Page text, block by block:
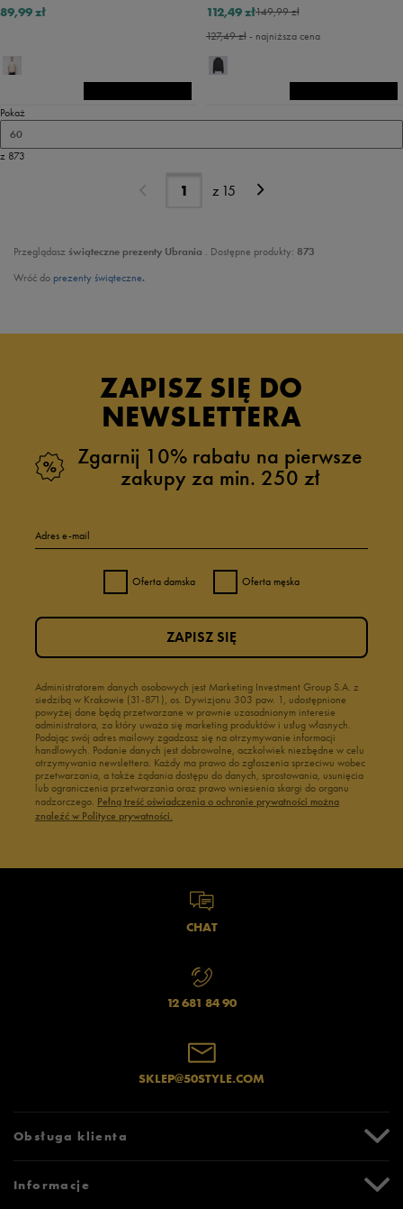
89,99 zł 149,99 zł
112,49 zł
127,49 zł- najniższa cena
Pokaż
60
z 873
z 15
Przeglądasz świąteczne prezenty Ubrania . Dostępne produkty: 873
Wróć do prezenty świąteczne.
ZAPISZ SIĘ DO
NEWSLETTERA
Zgarnij 10% rabatu na pierwsze
zakupy za min. 250 zł
Adres e-mail
Oferta damska Oferta męska
Administratorem danych osobowych jest Marketing Investment Group S.A. z
siedzibą w Krakowie (31-871), os. Dywizjonu 303 paw. 1, udostępnione
powyżej dane będą przetwarzane w prawnie uzasadnionym interesie
administratora, za który uważa się marketing produktów i usług własnych.
Podając swój adres mailowy zgadzasz się na otrzymywanie informacji
handlowych. Podanie danych jest dobrowolne, aczkolwiek niezbędne w celu
otrzymywania newslettera. Każdy ma prawo do zgłoszenia sprzeciwu wobec
przetwarzania, a także żądania dostępu do danych, sprostowania, usunięcia
lub ograniczenia przetwarzania oraz prawo wniesienia skargi do organu
nadzorczego. Pełną treść oświadczenia o ochronie prywatności można
znaleźć w Polityce prywatności.
ZAPISZ SIĘ
CHAT
12 681 84 90
SKLEP@50STYLE.COM
Obsługa klienta
Zwroty i reklamacje
Informacje